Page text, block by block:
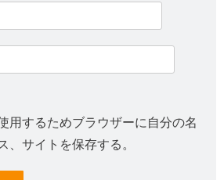
用するためブラウザーに自分の名
サイトを保存する。